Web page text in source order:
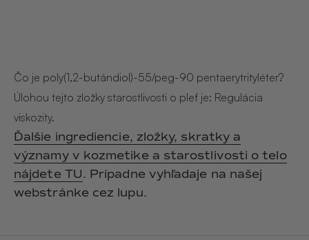
Čo je poly(1,2-butándiol)-55/peg-90 pentaerytrityléter?
Úlohou tejto zložky starostlivosti o pleť je: Regulácia
viskozity.
Ďalšie ingrediencie, zložky, skratky a
významy v kozmetike a starostlivosti o telo
nájdete TU. Prípadne vyhľadaje na našej
webstránke cez lupu.
MUCUMU
Candle
ROUGE
€24,90
MUCUMU
Essentials set
L´AMOUR
MUCUMU
Hair & Body Mist
L´AMOUR
€24,90
MUCUMU
Hand Cream Serum
L´AMOUR
Candles
Sety
SOLEILLE